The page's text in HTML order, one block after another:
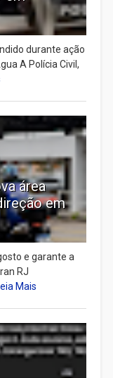
durante ação
A Polícia Civil,
área
em
e garante a
RJ
Mais